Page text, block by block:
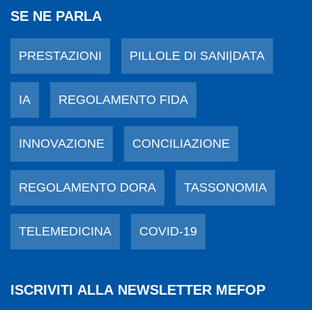
SE NE PARLA
PRESTAZIONI PILLOLE DI SANI|DATA
IA REGOLAMENTO FIDA
INNOVAZIONE CONCILIAZIONE
REGOLAMENTO DORA TASSONOMIA
TELEMEDICINA COVID-19
ISCRIVITI ALLA NEWSLETTER MEFOP